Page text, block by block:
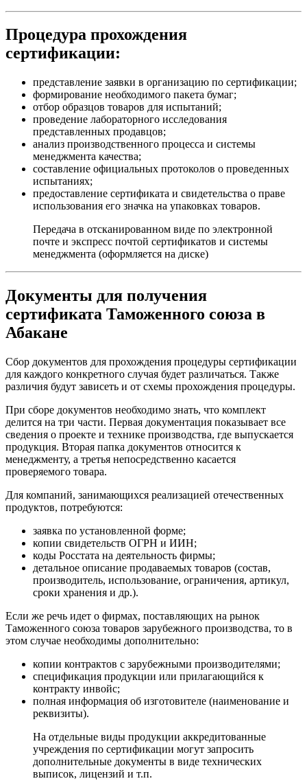
Процедура прохождения
сертификации:
представление заявки в организацию по сертификации;
формирование необходимого пакета бумаг;
отбор образцов товаров для испытаний;
проведение лабораторного исследования
представленных продавцов;
анализ производственного процесса и системы
менеджмента качества;
составление официальных протоколов о проведенных
испытаниях;
предоставление сертификата и свидетельства о праве
использования его значка на упаковках товаров.
Передача в отсканированном виде по электронной
почте и экспресс почтой сертификатов и системы
менеджмента (оформляется на диске)
Документы для получения
сертификата Таможенного союза в
Абакане
Сбор документов для прохождения процедуры сертификации
для каждого конкретного случая будет различаться. Также
различия будут зависеть и от схемы прохождения процедуры.
При сборе документов необходимо знать, что комплект
делится на три части. Первая документация показывает все
сведения о проекте и технике производства, где выпускается
продукция. Вторая папка документов относится к
менеджменту, а третья непосредственно касается
проверяемого товара.
Для компаний, занимающихся реализацией отечественных
продуктов, потребуются:
заявка по установленной форме;
копии свидетельств ОГРН и ИИН;
коды Росстата на деятельность фирмы;
детальное описание продаваемых товаров (состав,
производитель, использование, ограничения, артикул,
сроки хранения и др.).
Если же речь идет о фирмах, поставляющих на рынок
Таможенного союза товаров зарубежного производства, то в
этом случае необходимы дополнительно:
копии контрактов с зарубежными производителями;
спецификация продукции или прилагающийся к
контракту инвойс;
полная информация об изготовителе (наименование и
реквизиты).
На отдельные виды продукции аккредитованные
учреждения по сертификации могут запросить
дополнительные документы в виде технических
выписок, лицензий и т.п.